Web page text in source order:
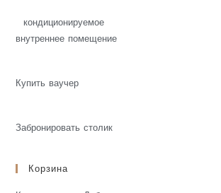
кондиционируемое
внутреннее помещение
Купить ваучер
Забронировать столик
Корзина